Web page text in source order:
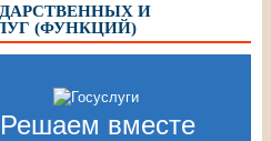
И
(ФУНКЦИЙ)
Решаем вместе